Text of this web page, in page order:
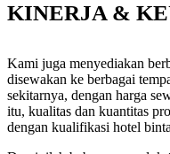
KINERJA &
Kami juga menyediakan
disewakan ke berbagai
sekitarnya, dengan harga
itu, kualitas dan kuantitas
dengan kualifikasi hotel